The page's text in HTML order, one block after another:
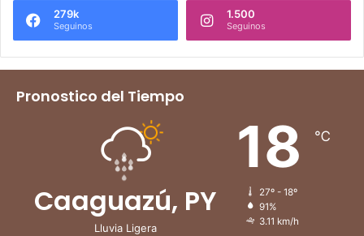
279k
Seguinos
1.500
Seguinos
Pronostico del Tiempo
Caaguazú, PY
Lluvia Ligera
18 ℃
27º - 18º
91%
3.11 km/h